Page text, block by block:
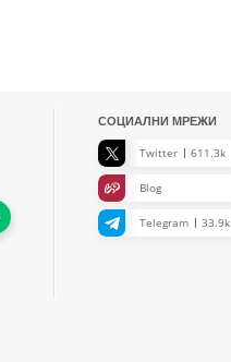
СОЦИАЛНИ МРЕЖИ
Twitter 611.3k
Blog
Telegram 33.9k